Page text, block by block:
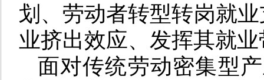
划、劳动者转型转岗就
业挤出效应、发挥其就
面对传统劳动密集型